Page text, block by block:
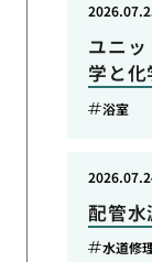
ユニ
学と
浴室
配管
水道修